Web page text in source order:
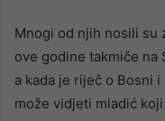
Mnogi od njih nosili su
ove godine takmiče na
a kada je riječ o Bosni
može vidjeti mladić